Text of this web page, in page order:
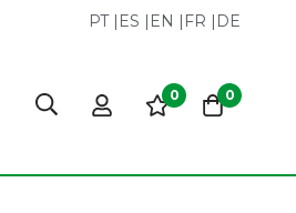
PT| ES | EN | FR | DE
0 0